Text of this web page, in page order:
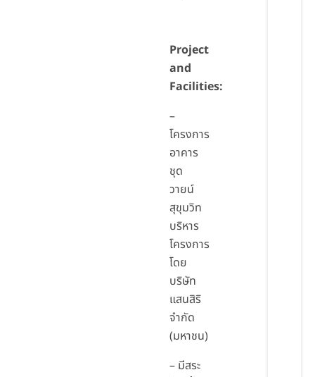
Project
and
Facilities:
–
โครงการ
อาคาร
ชุด
วายน์
สุขุมวิท
บริหาร
โครงการ
โดย
บริษัท
แสนสิริ
จำกัด
(มหาชน)
– มีสระ